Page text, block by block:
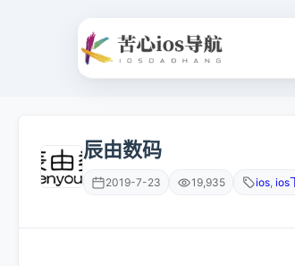
辰由数码
2019-7-23 19,935 ios, ios